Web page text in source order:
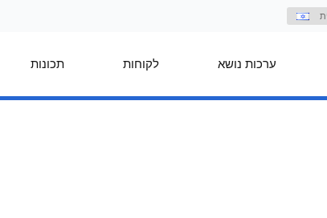
תכונות לקוחות ערכות נושא